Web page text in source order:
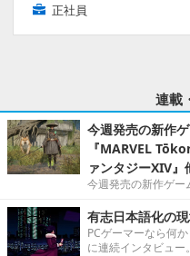
正社員
連載
今週発売の新作
『MARVEL
ァンタジーXIV』
今週発売の新作ゲー
有志日本語化の
PCゲーマーなら何
に連続インタビュー。